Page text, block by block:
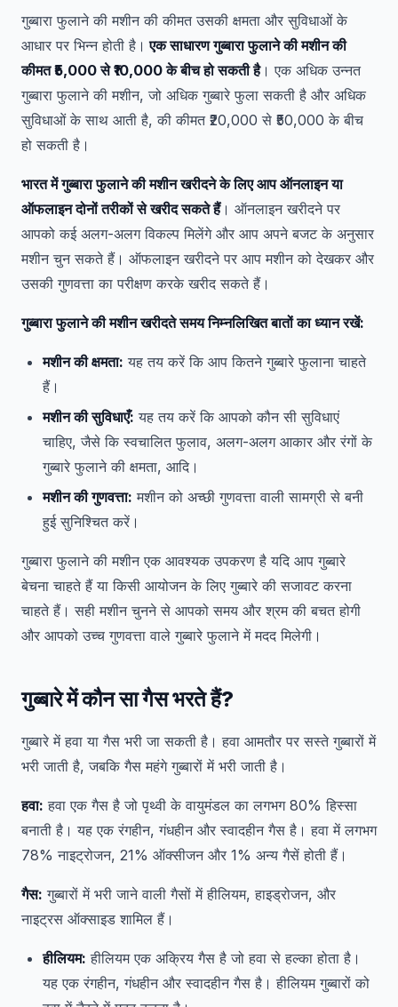
गुब्बारा फुलाने की मशीन की कीमत उसकी क्षमता और सुविधाओं के
आधार पर भिन्न होती है। एक साधारण गुब्बारा फुलाने की मशीन की
कीमत ₹5,000 से ₹10,000 के बीच हो सकती है। एक अधिक उन्नत
गुब्बारा फुलाने की मशीन, जो अधिक गुब्बारे फुला सकती है और अधिक
सुविधाओं के साथ आती है, की कीमत ₹20,000 से ₹50,000 के बीच
हो सकती है।
भारत में गुब्बारा फुलाने की मशीन खरीदने के लिए आप ऑनलाइन या
ऑफलाइन दोनों तरीकों से खरीद सकते हैं। ऑनलाइन खरीदने पर
आपको कई अलग-अलग विकल्प मिलेंगे और आप अपने बजट के अनुसार
मशीन चुन सकते हैं। ऑफलाइन खरीदने पर आप मशीन को देखकर और
उसकी गुणवत्ता का परीक्षण करके खरीद सकते हैं।
गुब्बारा फुलाने की मशीन खरीदते समय निम्नलिखित बातों का ध्यान रखें:
मशीन की क्षमता: यह तय करें कि आप कितने गुब्बारे फुलाना चाहते
हैं।
मशीन की सुविधाएँ: यह तय करें कि आपको कौन सी सुविधाएं
चाहिए, जैसे कि स्वचालित फुलाव, अलग-अलग आकार और रंगों के
गुब्बारे फुलाने की क्षमता, आदि।
मशीन की गुणवत्ता: मशीन को अच्छी गुणवत्ता वाली सामग्री से बनी
हुई सुनिश्चित करें।
गुब्बारा फुलाने की मशीन एक आवश्यक उपकरण है यदि आप गुब्बारे
बेचना चाहते हैं या किसी आयोजन के लिए गुब्बारे की सजावट करना
चाहते हैं। सही मशीन चुनने से आपको समय और श्रम की बचत होगी
और आपको उच्च गुणवत्ता वाले गुब्बारे फुलाने में मदद मिलेगी।
गुब्बारे में कौन सा गैस भरते हैं?
गुब्बारे में हवा या गैस भरी जा सकती है। हवा आमतौर पर सस्ते गुब्बारों में
भरी जाती है, जबकि गैस महंगे गुब्बारों में भरी जाती है।
हवा: हवा एक गैस है जो पृथ्वी के वायुमंडल का लगभग 80% हिस्सा
बनाती है। यह एक रंगहीन, गंधहीन और स्वादहीन गैस है। हवा में लगभग
78% नाइट्रोजन, 21% ऑक्सीजन और 1% अन्य गैसें होती हैं।
गैस: गुब्बारों में भरी जाने वाली गैसों में हीलियम, हाइड्रोजन, और
नाइट्रस ऑक्साइड शामिल हैं।
हीलियम: हीलियम एक अक्रिय गैस है जो हवा से हल्का होता है।
यह एक रंगहीन, गंधहीन और स्वादहीन गैस है। हीलियम गुब्बारों को